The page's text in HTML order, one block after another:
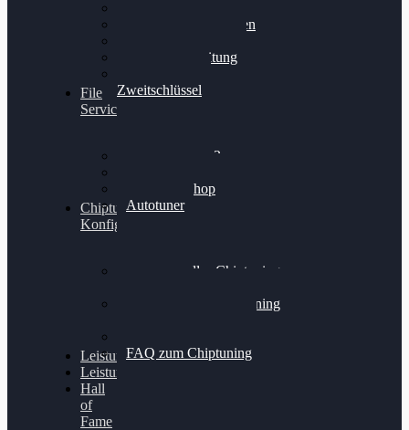
Bremsscheiben planen
Felgenaufbereitung
Zweitschlüssel
File
Service
Alientech Kess3
Alientech Shop
Autotuner
Chiptuning
Konfigurator
Professionelles Chiptuning
Professionelles Chiptuning
FAQ zum Chiptuning
Leistungsmessung
Leistungsprüfstand
Hall
of
Fame